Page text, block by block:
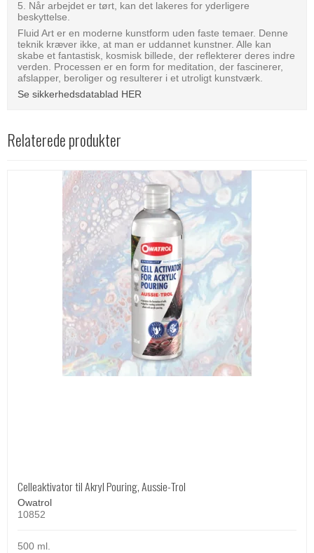
5. Når arbejdet er tørt, kan det lakeres for yderligere
beskyttelse.
Fluid Art er en moderne kunstform uden faste temaer. Denne
teknik kræver ikke, at man er uddannet kunstner. Alle kan
skabe et fantastisk, kosmisk billede, der reflekterer deres indre
verden. Processen er en form for meditation, der fascinerer,
afslapper, beroliger og resulterer i et utroligt kunstværk.
Se sikkerhedsdatablad HER
Relaterede produkter
Celleaktivator til Akryl Pouring, Aussie-Trol
Owatrol
10852
500 ml.